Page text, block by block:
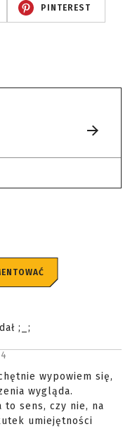
PINTEREST
;_;
wypowiem się,
wygląda.
to sens, czy nie, na
umiejętności